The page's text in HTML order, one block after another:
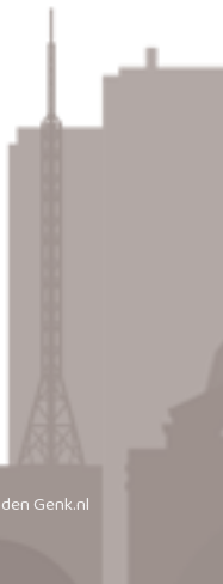
Genk.nl